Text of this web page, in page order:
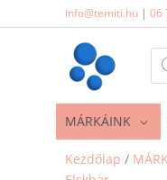
to
info@temiti.hu | 06
MÁRKÁINK
Kezdőlap /